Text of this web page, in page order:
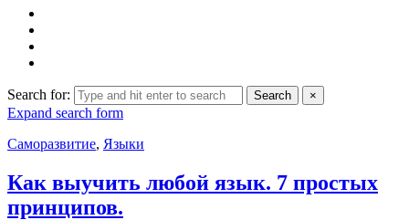
Search for: Search ×
Expand search form
Саморазвитие, Языки
Как выучить любой язык. 7 простых
принципов.